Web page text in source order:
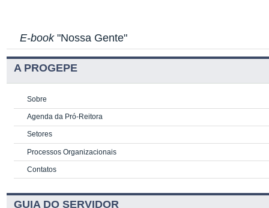
E-book"Nossa Gente"
A PROGEPE
Sobre
Agenda da Pró-Reitora
Setores
Processos Organizacionais
Contatos
GUIA DO SERVIDOR